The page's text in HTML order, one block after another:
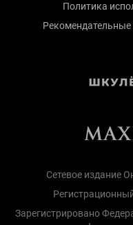
Политика
Рекомендательные
Сетевое издание
Зарегистрировано